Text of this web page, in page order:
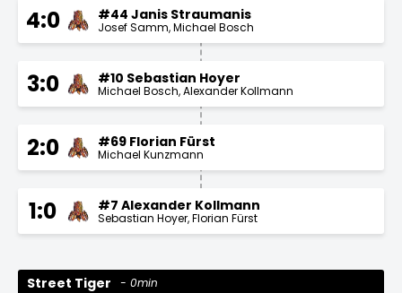
4:0 #44 Janis Straumanis
Josef Samm Michael Bosch
3:0 #10 Sebastian Hoyer
Michael Bosch Alexander Kollmann
2:0 #69 Florian Fürst
Michael Kunzmann
1:0 #7 Alexander Kollmann
Sebastian Hoyer Florian Fürst
Street Tiger 0min